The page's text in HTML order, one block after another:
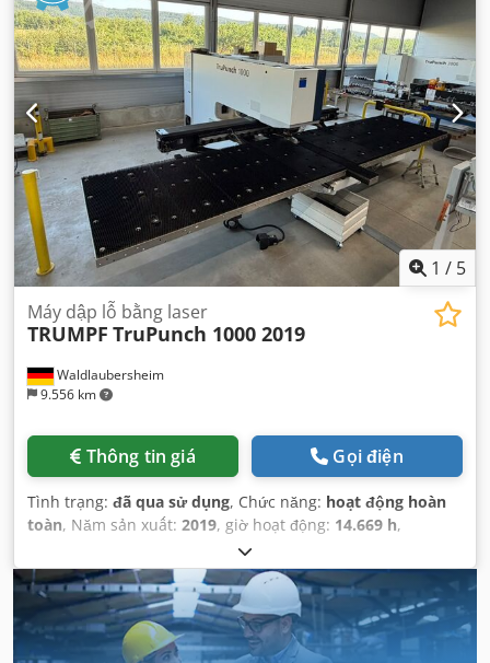
1 / 5
Waldlaubersheim
9.556 km
Máy dập lỗ bằng laser
TRUMPF TruPunch 1000 2019
Thông tin giá Gọi điện
Tình trạng: đã qua sử dụng, Chức năng: hoạt động hoàn
toàn, Năm sản xuất: 2019, giờ hoạt động: 14.669 h,